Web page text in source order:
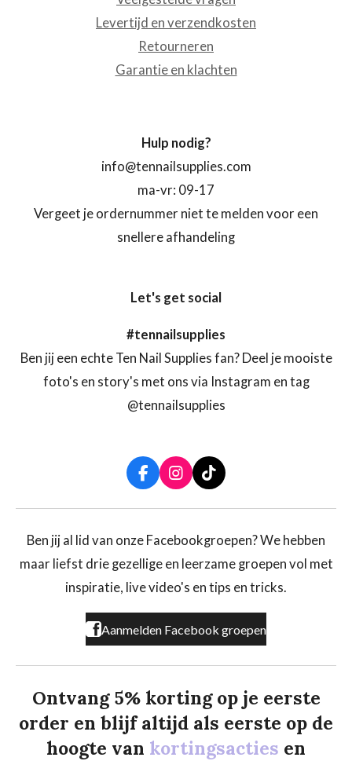
Levertijd en verzendkosten
Retourneren
Garantie en klachten
Hulp nodig?
info@tennailsupplies.com
ma-vr: 09-17
Vergeet je ordernummer niet te melden voor een
snellere afhandeling
Let's get social
#tennailsupplies
Ben jij een echte Ten Nail Supplies fan? Deel je mooiste
foto's en story's met ons via Instagram en tag
@tennailsupplies
F
a
c
b
o
k
I
n
s
a
r
a
T
i
k
o
Ben jij al lid van onze Facebookgroepen? We hebben
maar liefst drie gezellige en leerzame groepen vol met
inspiratie, live video's en tips en tricks.
Aanmelden Facebook groepen
Ontvang 5% korting op je eerste
order en blijf altijd als eerste op de
hoogte van kortingsacties en